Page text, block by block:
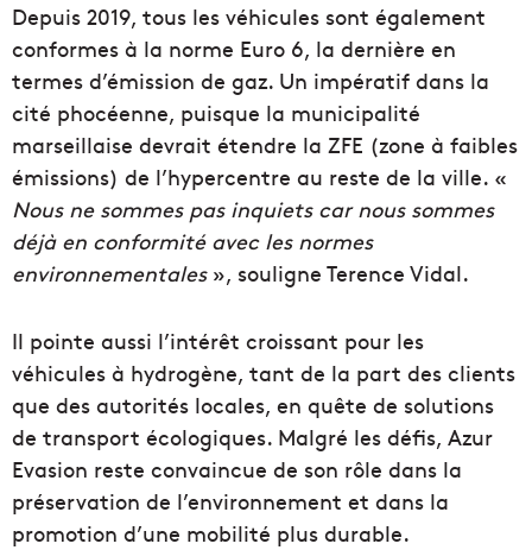
Depuis 2019, tous les véhicules sont également
conformes à la norme Euro 6, la dernière en
termes d’émission de gaz. Un impératif dans la
cité phocéenne, puisque la municipalité
marseillaise devrait étendre la ZFE (zone à faibles
émissions) de l’hypercentre au reste de la ville. «
Nous ne sommes pas inquiets car nous sommes
déjà en conformité avec les normes
environnementales », souligne Terence Vidal.
Il pointe aussi l’intérêt croissant pour les
véhicules à hydrogène, tant de la part des clients
que des autorités locales, en quête de solutions
de transport écologiques. Malgré les défis, Azur
Evasion reste convaincue de son rôle dans la
préservation de l’environnement et dans la
promotion d’une mobilité plus durable.